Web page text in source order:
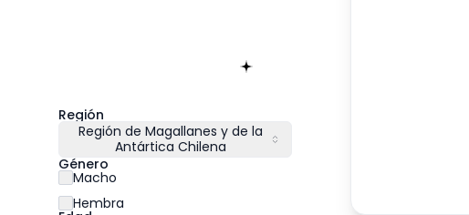
Región
Región de Magallanes y de la
Antártica Chilena
Género
Macho
Hembra